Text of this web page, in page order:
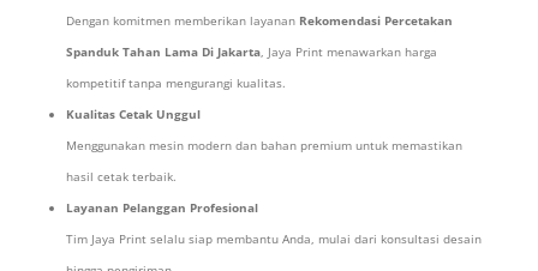
Dengan komitmen memberikan layanan Rekomendasi Percetakan
Spanduk Tahan Lama Di Jakarta, Jaya Print menawarkan harga
kompetitif tanpa mengurangi kualitas.
Kualitas Cetak Unggul
Menggunakan mesin modern dan bahan premium untuk memastikan
hasil cetak terbaik.
Layanan Pelanggan Profesional
Tim Jaya Print selalu siap membantu Anda, mulai dari konsultasi desain